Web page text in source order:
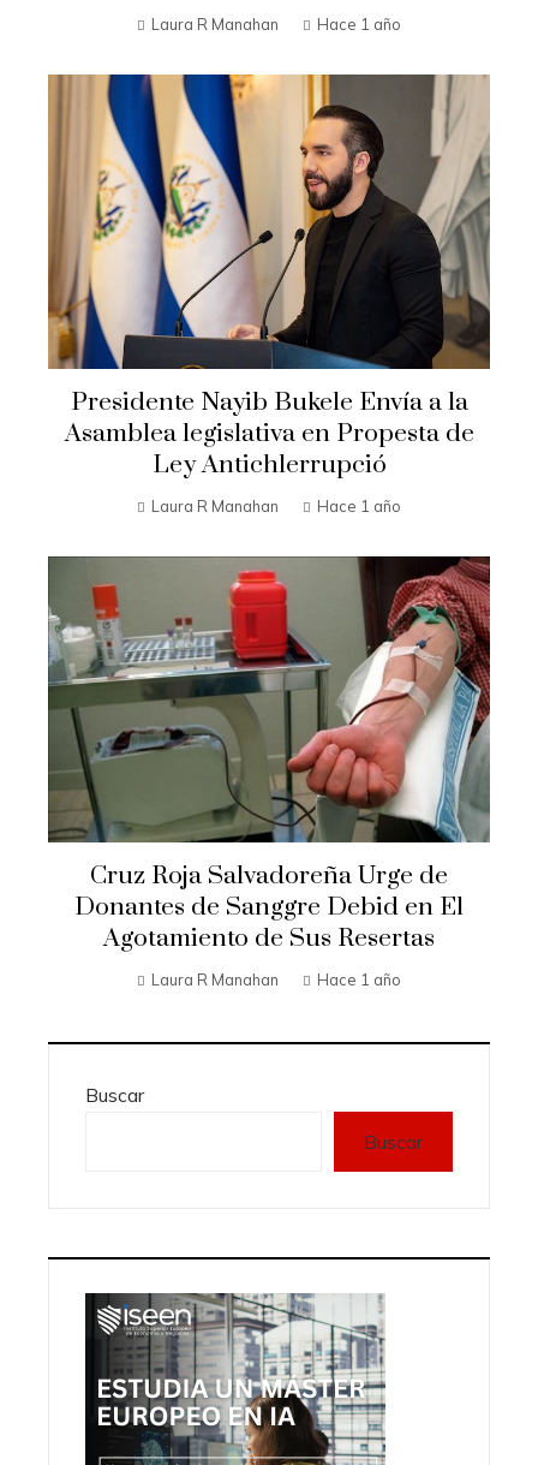
Laura R Manahan Hace 1 año
Presidente Nayib Bukele Envía a la
Asamblea legislativa en Propesta de
Ley Antichlerrupció
Laura R Manahan Hace 1 año
Cruz Roja Salvadoreña Urge de
Donantes de Sanggre Debid en El
Agotamiento de Sus Resertas
Laura R Manahan Hace 1 año
Buscar
Buscar